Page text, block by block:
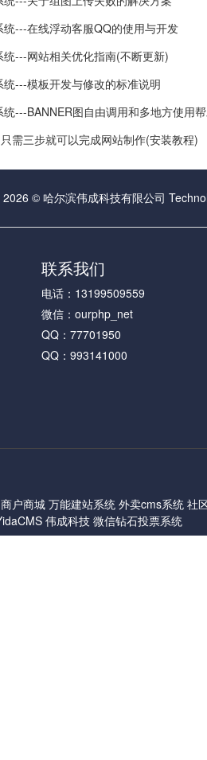
---在线浮动客服QQ的使用与开发
---网站相关优化指南(不断更新)
---模板开发与修改的标准说明
---BANNER图自由调用和多地方使用
需三步就可以完成网站制作(安装教程)
© 哈尔滨伟成科技有限公司
联系我们
电话：13199509559
微信：ourphp_net
QQ：77701950
QQ：993141000
户商城 万能建站系统 外卖cms系统 社
伟成科技 微信钻石投票系统